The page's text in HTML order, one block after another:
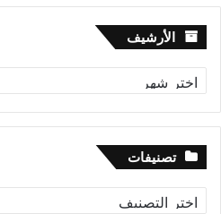
الأرشيف الأرشيف
تصنيفات
تصنيفات